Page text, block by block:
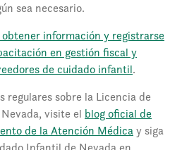
sea necesario.
información y registrarse
en gestión fiscal y
de cuidado infantil.
regulares sobre la Licencia de
visite el blog oficial de
de la Atención Médicay siga